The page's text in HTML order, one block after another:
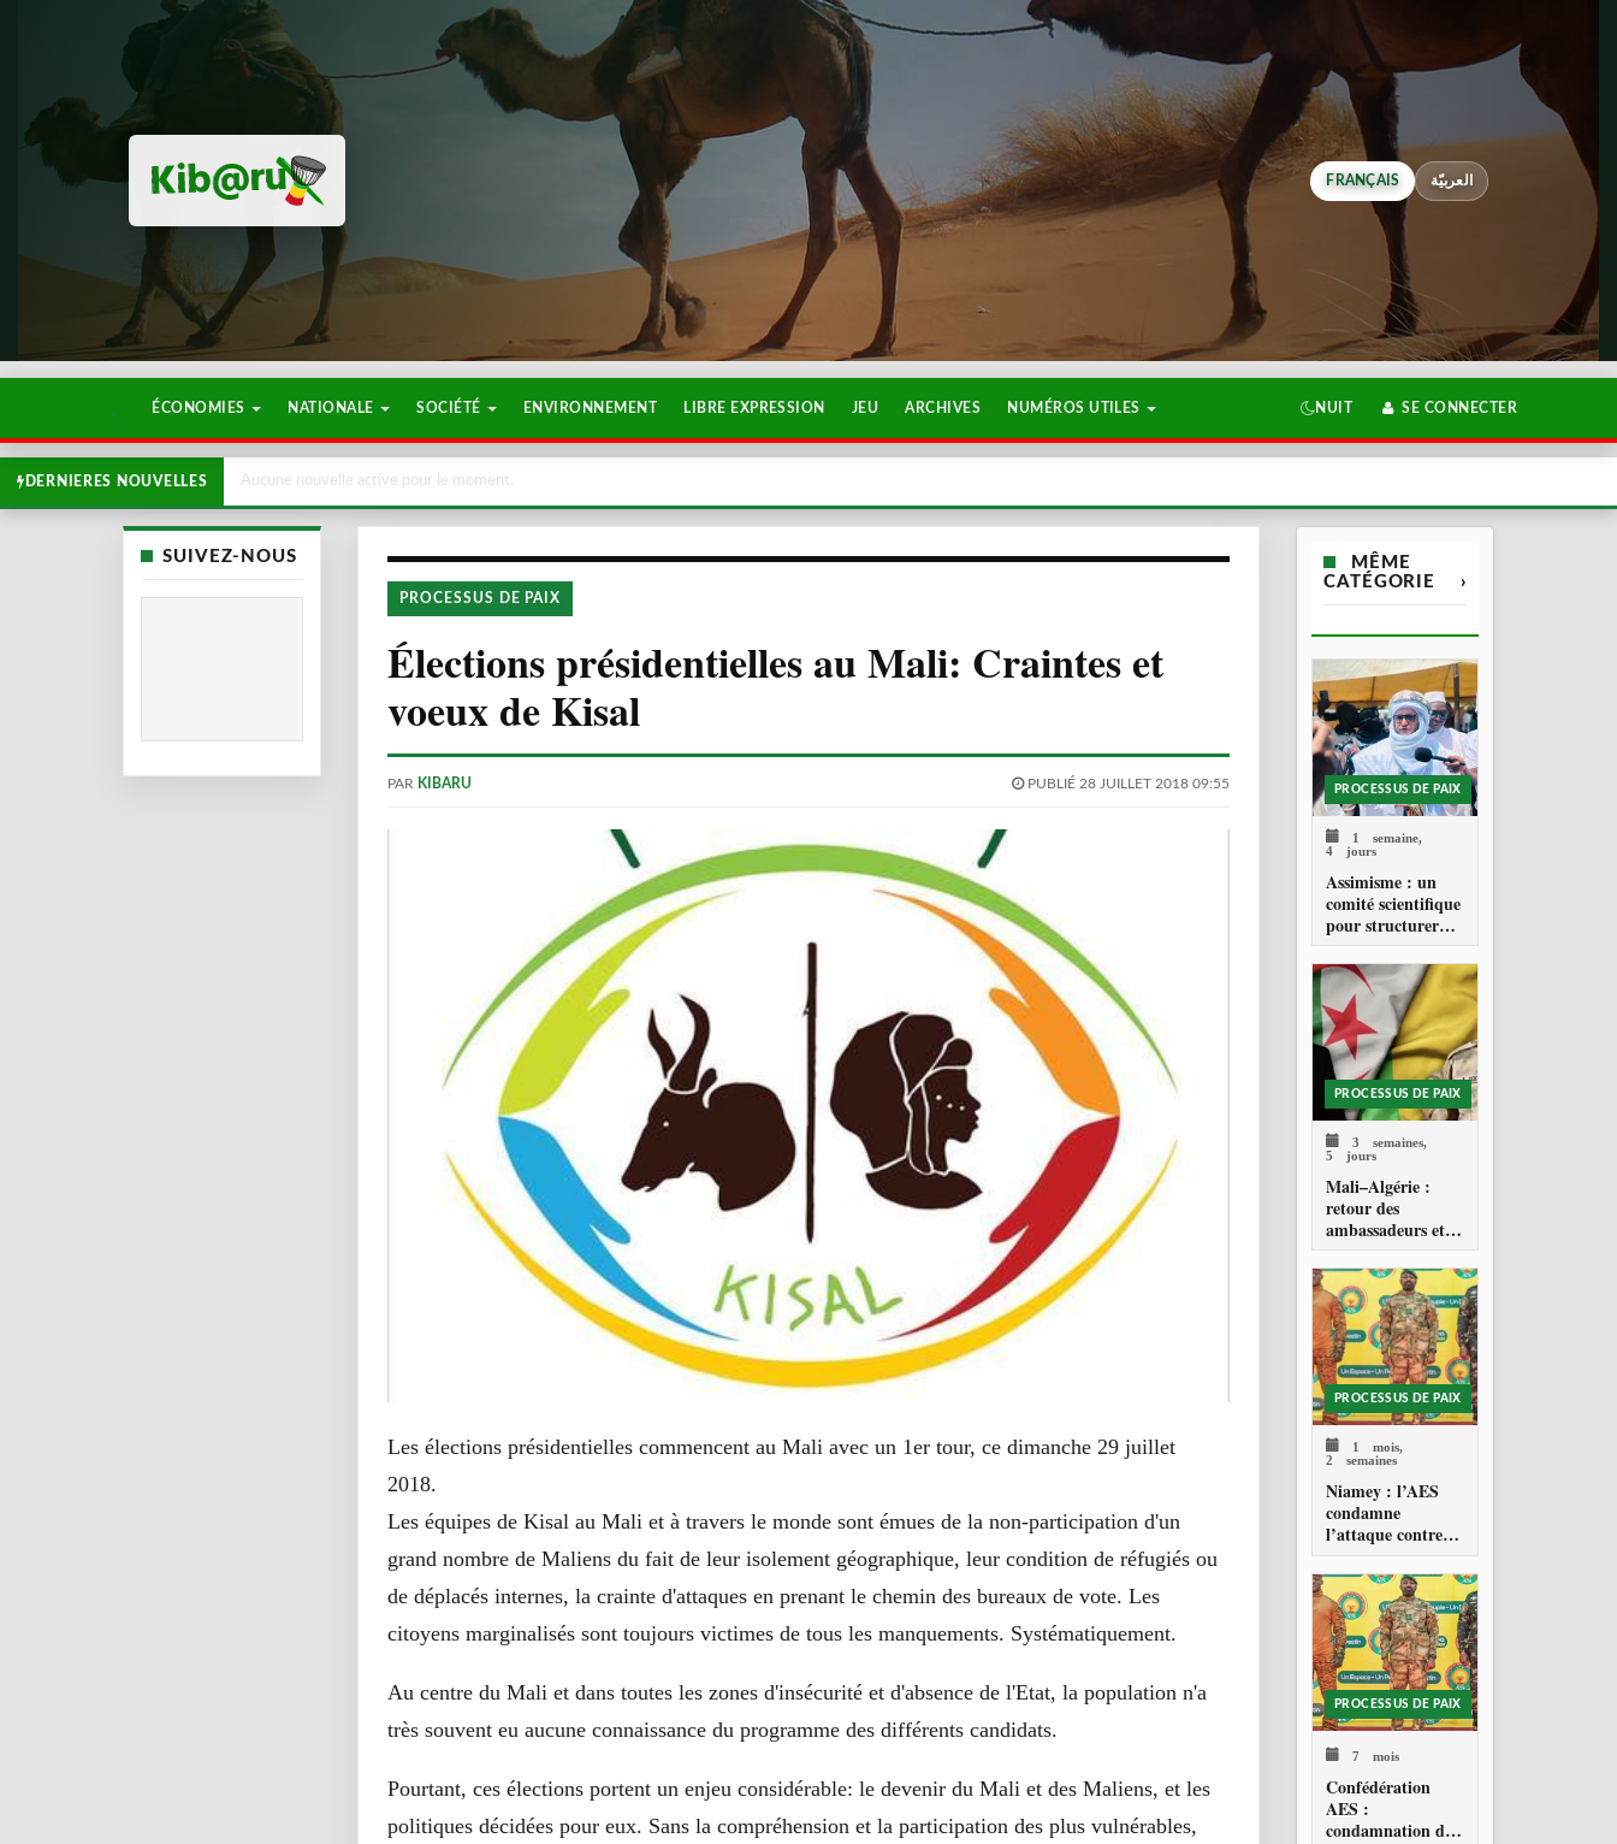
FRANÇAIS العربيّة
ÉCONOMIES NATIONALE SOCIÉTÉ ENVIRONNEMENT LIBRE EXPRESSION JEU ARCHIVES NUMÉROS UTILES NUIT SE CONNECTER
DERNIERES NOUVELLES Aucune nouvelle active pour le moment.
SUIVEZ-NOUS
PROCESSUS DE PAIX
Élections présidentielles au Mali: Craintes et
voeux de Kisal
PAR KIBARU PUBLIÉ 28 JUILLET 2018 09:55
Les élections présidentielles commencent au Mali avec un 1er tour, ce dimanche 29 juillet
2018.
Les équipes de Kisal au Mali et à travers le monde sont émues de la non-participation d'un
grand nombre de Maliens du fait de leur isolement géographique, leur condition de réfugiés ou
de déplacés internes, la crainte d'attaques en prenant le chemin des bureaux de vote. Les
citoyens marginalisés sont toujours victimes de tous les manquements. Systématiquement.
Au centre du Mali et dans toutes les zones d'insécurité et d'absence de l'Etat, la population n'a
très souvent eu aucune connaissance du programme des différents candidats.
Pourtant, ces élections portent un enjeu considérable: le devenir du Mali et des Maliens, et les
politiques décidées pour eux. Sans la compréhension et la participation des plus vulnérables,
MÊME
CATÉGORIE
›
PROCESSUS DE PAIX
1 semaine,
4 jours
Assimisme : un
comité scientifique
pour structurer
une doctrine de la
refondation
PROCESSUS DE PAIX
3 semaines,
5 jours
Mali–Algérie :
retour des
ambassadeurs et
réouverture des
espaces aériens
PROCESSUS DE PAIX
1 mois,
2 semaines
Niamey : l’AES
condamne
l’attaque contre
l’aéroport Diori
Hamani
PROCESSUS DE PAIX
7 mois
Confédération
AES :
condamnation de